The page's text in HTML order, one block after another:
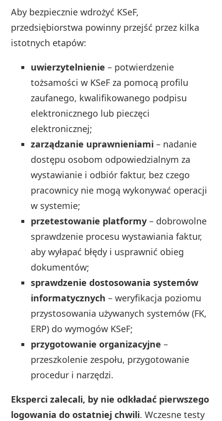
Aby bezpiecznie wdrożyć KSeF,
przedsiębiorstwa powinny przejść przez kilka
istotnych etapów:
uwierzytelnienie – potwierdzenie
tożsamości w KSeF za pomocą profilu
zaufanego, kwalifikowanego podpisu
elektronicznego lub pieczęci
elektronicznej;
zarządzanie uprawnieniami – nadanie
dostępu osobom odpowiedzialnym za
wystawianie i odbiór faktur, bez czego
pracownicy nie mogą wykonywać operacji
w systemie;
przetestowanie platformy – dobrowolne
sprawdzenie procesu wystawiania faktur,
aby wyłapać błędy i usprawnić obieg
dokumentów;
sprawdzenie dostosowania systemów
informatycznych – weryfikacja poziomu
przystosowania używanych systemów (FK,
ERP) do wymogów KSeF;
przygotowanie organizacyjne –
przeszkolenie zespołu, przygotowanie
procedur i narzędzi.
Eksperci zalecali, by nie odkładać pierwszego
logowania do ostatniej chwili. Wczesne testy